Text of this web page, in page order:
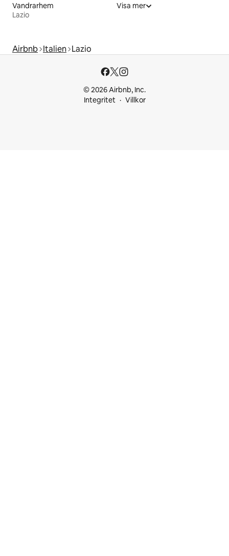
Vandrarhem
Lazio
Visa mer
Airbnb Italien Lazio
© 2026 Airbnb, Inc.
Integritet
Villkor